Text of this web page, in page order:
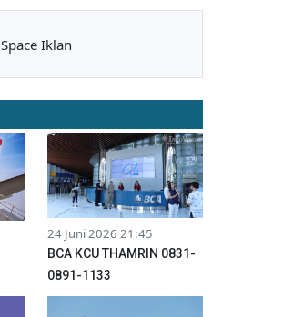
Space Iklan
24 Juni 2026 21:45
BCA KCU THAMRIN 0831-
0891-1133